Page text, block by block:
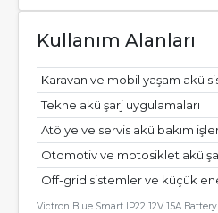
Kullanım Alanları
Karavan ve mobil yaşam akü
Tekne akü şarj uygulamaları
Atölye ve servis akü bakım
Otomotiv ve motosiklet akü
Off-grid sistemler ve küçük
Victron Blue Smart IP22 12V 15A